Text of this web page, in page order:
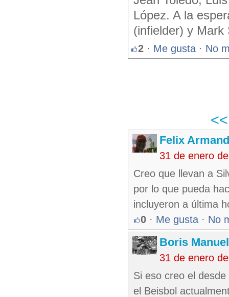
López. A la
(infielder) y Mark
2 · Me gusta · No
Felix
31 de enero
Creo que llevan a
por lo que pueda
incluyeron a última
0 · Me gusta · No
Boris
31 de enero
Si eso creo el
el Beisbol